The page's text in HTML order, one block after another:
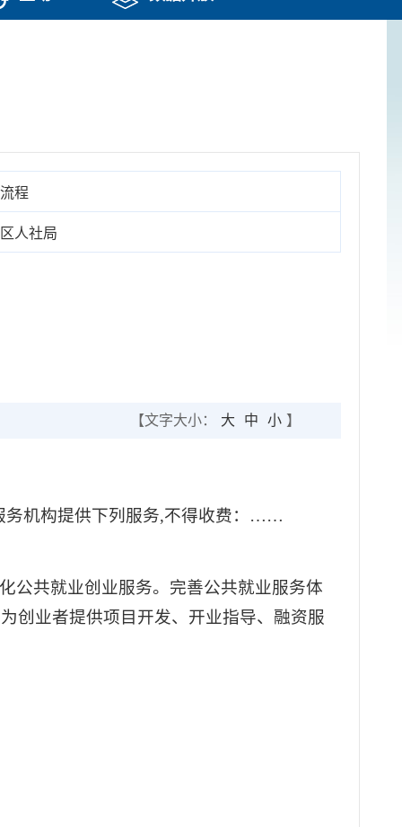
程
人社局
【文字大小： 大 中 小 】
务机构提供下列服务,不得收费：……
公共就业创业服务。完善公共就业服务体
创业者提供项目开发、开业指导、融资服